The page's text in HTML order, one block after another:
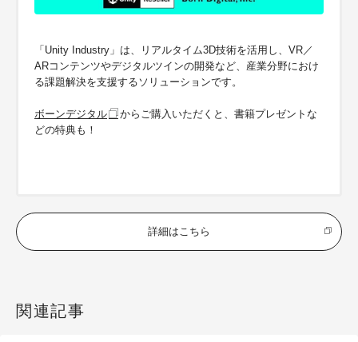
「Unity Industry」は、リアルタイム3D技術を活用し、VR／
ARコンテンツやデジタルツインの開発など、産業分野におけ
る課題解決を支援するソリューションです。
ボーンデジタル
からご購入いただくと、書籍プレゼントな
どの特典も！
詳細はこちら
関連記事